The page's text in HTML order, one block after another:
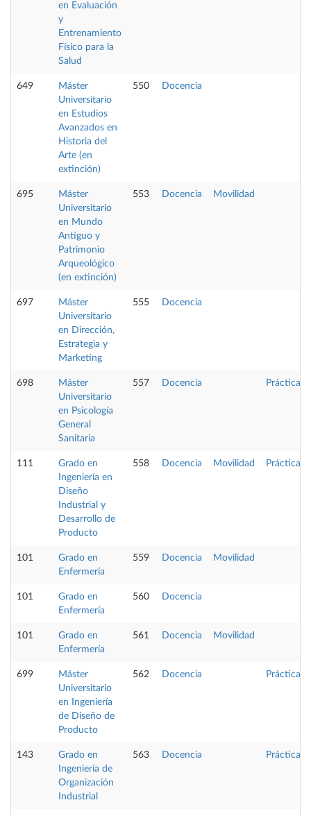
en Evaluación
y
Entrenamiento
Físico para la
Salud
649
Máster
Universitario
en Estudios
Avanzados en
Historia del
Arte (en
extinción)
550 Docencia
695
Máster
Universitario
en Mundo
Antiguo y
Patrimonio
Arqueológico
(en extinción)
553 Docencia Movilidad
697
Máster
Universitario
en Dirección,
Estrategia y
Marketing
555 Docencia
698
Máster
Universitario
en Psicología
General
Sanitaria
557 Docencia Prácticas
111
Grado en
Ingeniería en
Diseño
Industrial y
Desarrollo de
Producto
558 Docencia Movilidad Prácticas
101
Grado en
Enfermería
559 Docencia Movilidad
101
Grado en
Enfermería
560 Docencia
101
Grado en
Enfermería
561 Docencia Movilidad
699
Máster
Universitario
en Ingeniería
de Diseño de
Producto
562 Docencia Prácticas
143
Grado en
Ingeniería de
Organización
Industrial
563 Docencia Prácticas